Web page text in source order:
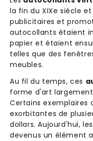
la fin du XIXe siècle
publicitaires et
autocollants étaient
papier et étaient
telles que des
meubles.
Au fil du temps, ces
forme d'art
Certains
exorbitantes de
dollars. Aujourd'hui,
devenus un élément